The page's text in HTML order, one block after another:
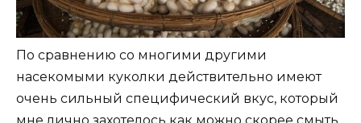
По сравнению со многими другими
насекомыми куколки действительно имеют
очень сильный специфический вкус, который
мне лично захотелось как можно скорее смыть